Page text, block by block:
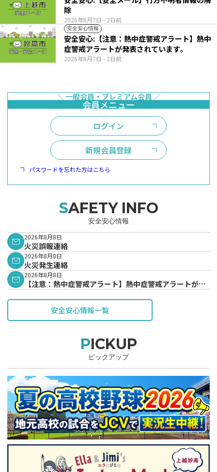
2026年8月7日 - 2日前
除
安全安心情報
2026年8月7日 - 2日前
安全安心:【注意：熱中症警戒アラート】熱中
症警戒アラートが発表されています。
ログイン
新規会員登録
パスワードを忘れた方はこちら
SAFETY INFO
安全安心情報
2026年8月8日
火災誤報連絡
2026年8月8日
火災発生連絡
2026年8月8日
【注意：熱中症警戒アラート】熱中症警戒アラートが発
安全安心情報一覧
PICKUP
ピックアップ